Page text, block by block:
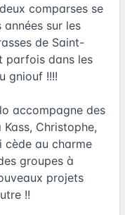
comparses se
sur les
de Saint-
parfois dans les
gniouf !!!!
accompagne des
Christophe,
cède au charme
groupes à
projets
!!